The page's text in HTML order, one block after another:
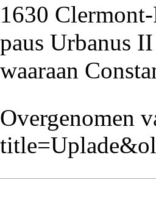
1630
paus Urbanus
waaraan
Overgenomen